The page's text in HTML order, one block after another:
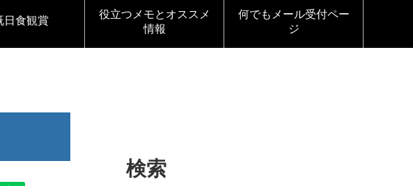
日食観賞
役立つメモとオススメ
情報
何でもメール受付ペー
ジ
検索